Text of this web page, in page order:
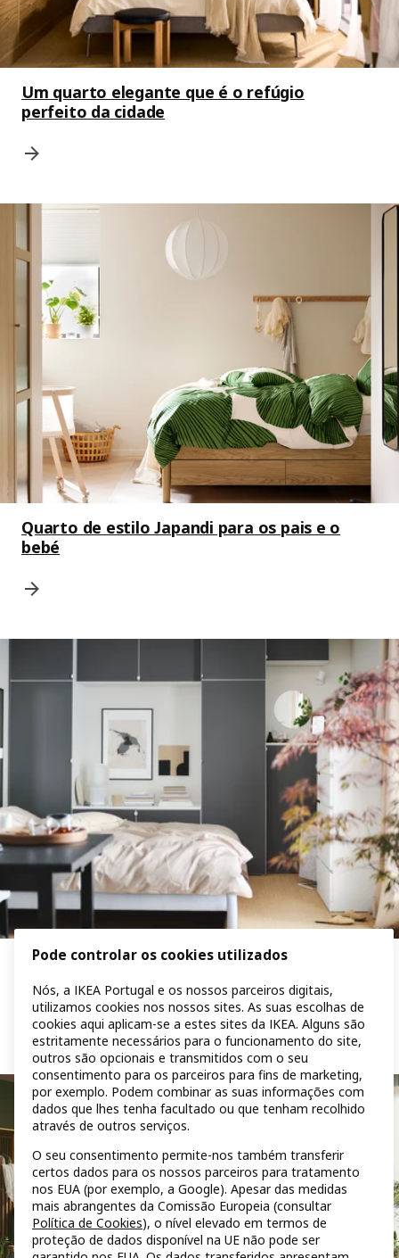
Um quarto elegante que é o refúgio
perfeito da cidade
Quarto de estilo Japandi para os pais e o
bebé
Um quarto sereno com móveis modernos e
acolhedores
Pode controlar os cookies utilizados
Nós, a IKEA Portugal e os nossos parceiros digitais,
utilizamos cookies nos nossos sites. As suas escolhas de
cookies aqui aplicam-se a estes sites da IKEA. Alguns são
estritamente necessários para o funcionamento do site,
outros são opcionais e transmitidos com o seu
consentimento para os parceiros para fins de marketing,
por exemplo. Podem combinar as suas informações com
dados que lhes tenha facultado ou que tenham recolhido
através de outros serviços.
O seu consentimento permite-nos também transferir
certos dados para os nossos parceiros para tratamento
nos EUA (por exemplo, a Google). Apesar das medidas
mais abrangentes da Comissão Europeia (consultar
Política de Cookies), o nível elevado em termos de
proteção de dados disponível na UE não pode ser